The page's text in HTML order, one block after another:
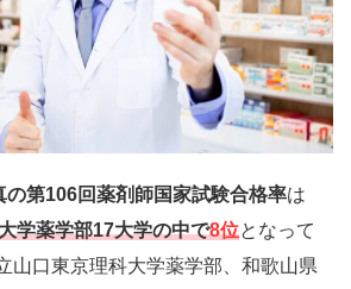
の第106回薬剤師国家試験合格率は
学薬学部17大学の中で8位となって
山口東京理科大学薬学部、和歌山県